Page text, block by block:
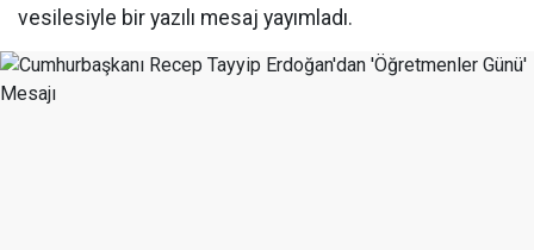
vesilesiyle bir yazılı mesaj yayımladı.